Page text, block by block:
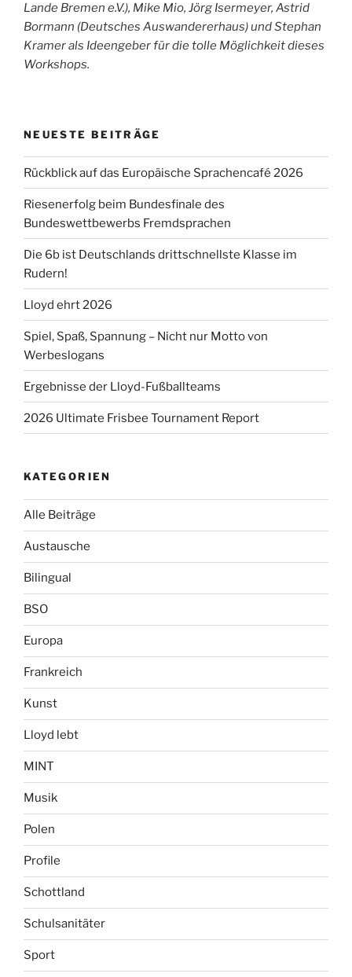
Lande Bremen e.V.), Mike Mio, Jörg Isermeyer, Astrid
Bormann (Deutsches Auswandererhaus) und Stephan
Kramer als Ideengeber für die tolle Möglichkeit dieses
Workshops.
NEUESTE BEITRÄGE
Rückblick auf das Europäische Sprachencafé 2026
Riesenerfolg beim Bundesfinale des
Bundeswettbewerbs Fremdsprachen
Die 6b ist Deutschlands drittschnellste Klasse im
Rudern!
Lloyd ehrt 2026
Spiel, Spaß, Spannung – Nicht nur Motto von
Werbeslogans
Ergebnisse der Lloyd-Fußballteams
2026 Ultimate Frisbee Tournament Report
KATEGORIEN
Alle Beiträge
Austausche
Bilingual
BSO
Europa
Frankreich
Kunst
Lloyd lebt
MINT
Musik
Polen
Profile
Schottland
Schulsanitäter
Sport